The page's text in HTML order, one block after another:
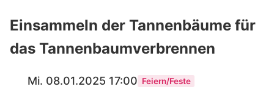
Einsammeln der Tannenbäume für
das Tannenbaumverbrennen
Mi. 08.01.2025 17:00 Feiern/Feste